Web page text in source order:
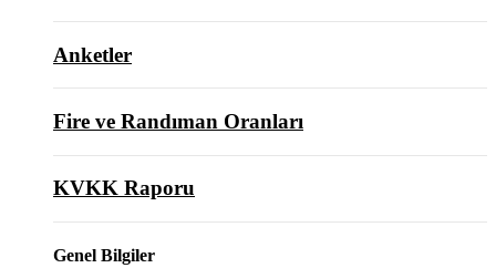
Anketler
Fire ve Randıman Oranları
KVKK Raporu
Genel Bilgiler